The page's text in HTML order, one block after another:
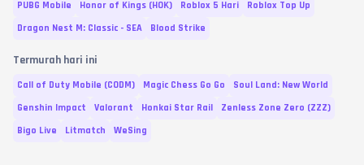
PUBG Mobile
Honor of Kings (HOK) Roblox 5 Hari
Roblox Top Up
Dragon Nest M: Classic - SEA
Blood Strike
Termurah hari ini
Call of Duty Mobile (CODM) Magic Chess Go Go
Soul Land: New World
Genshin Impact
Valorant Honkai Star Rail
Zenless Zone Zero (ZZZ)
Bigo Live
Litmatch WeSing